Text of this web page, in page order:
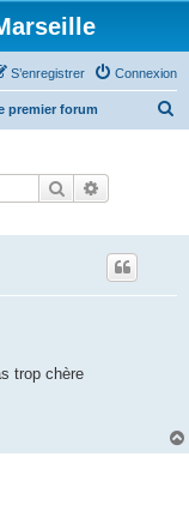
Connexion
S’enregistrer
premier forum
Rechercher
trop chère